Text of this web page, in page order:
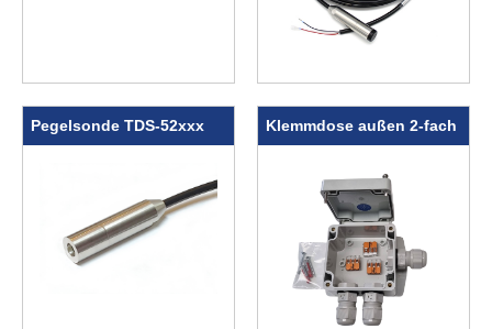
Pegelsonde TDS-52xxx Klemmdose außen 2-fach